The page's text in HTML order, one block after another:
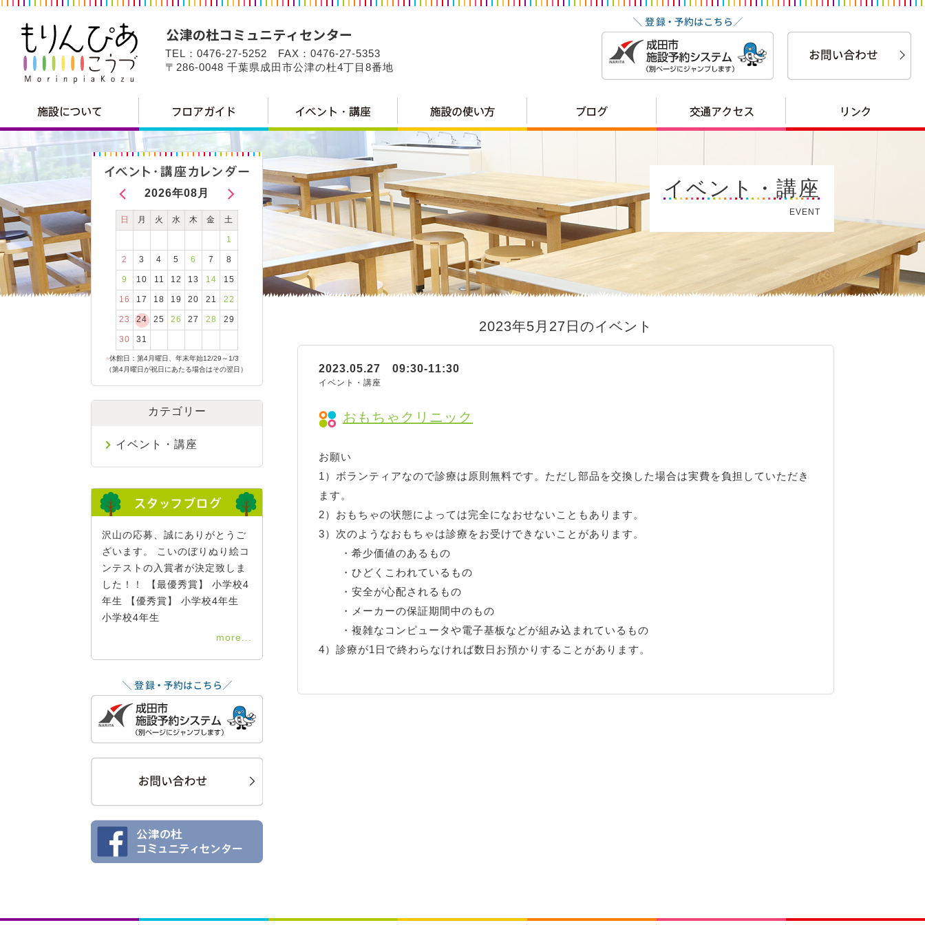
TEL：0476-27-5252 FAX：0476-27-5353
〒286-0048 千葉県成田市公津の杜4丁目8番地
イベント・講座
EVENT
2023年5月27日のイベント
おもちゃクリニック
2023.05.27 09:30-11:30
イベント・講座
お願い
1）ボランティアなので診療は原則無料です。ただし部品を交換した場合は実費を負担していただき
ます。
2）おもちゃの状態によっては完全になおせないこともあります。
3）次のようなおもちゃは診療をお受けできないことがあります。
・希少価値のあるもの
・ひどくこわれているもの
・安全が心配されるもの
・メーカーの保証期間中のもの
・複雑なコンピュータや電子基板などが組み込まれているもの
4）診療が1日で終わらなければ数日お預かりすることがあります。
2026年08月
日 月 火 水 木 金 土
1
2 3 4 5 6 7 8
9 10 11 12 13 14 15
16 17 18 19 20 21 22
23 24 25 26 27 28 29
30 31
●休館日：第4月曜日、年末年始12/29～1/3
（第4月曜日が祝日にあたる場合はその翌日）
カテゴリー
イベント・講座
沢山の応募、誠にありがとうご
ざいます。 こいのぼりぬり絵コ
ンテストの入賞者が決定致しま
した！！ 【最優秀賞】 小学校4
年生 【優秀賞】 小学校4年生
小学校4年生
more...